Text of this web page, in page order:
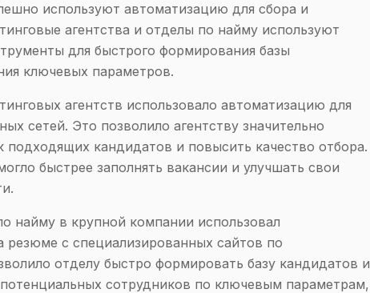
используют автоматизацию для сбора и
агентства и отделы по найму используют
для быстрого формирования базы
ключевых параметров.
агентств использовало автоматизацию для
сетей. Это позволило агентству значительно
подходящих кандидатов и повысить качество отбора.
быстрее заполнять вакансии и улучшать свои
найму в крупной компании использовал
резюме с специализированных сайтов по
отделу быстро формировать базу кандидатов и
сотрудников по ключевым параметрам,